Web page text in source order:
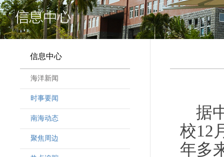
信息中心
海洋新闻
时事要闻
南海动态
聚焦周边
据
校12
年多